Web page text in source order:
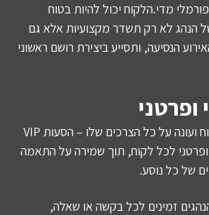
מדי.הלקוח יכול להיות בטוח
הנהג לא רק תשדר מקצועיות אלא גם
הנסיעה, ותסייע ביצירת רושם ראשוני
ופרטני
שירות שמתלווה ללקוח ועונה על כל הצרכים שלו – הסעות VIP
ופרטני לכל לקוח, תוך שמירה על התאמה
של כל נוסע.
זמינים לכל בקשה או שאלה,